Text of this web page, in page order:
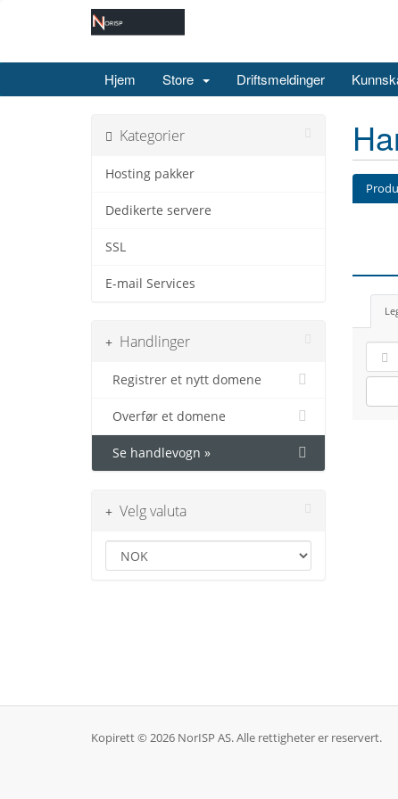
Hjem Store Driftsmeldinger
Kategorier
Hosting pakker
Dedikerte servere
SSL
E-mail Services
Handlinger
Registrer et nytt domene
Overfør et domene
Se handlevogn »
Velg valuta
Kopirett © 2026 NorISP AS. Alle rettigheter er reservert.